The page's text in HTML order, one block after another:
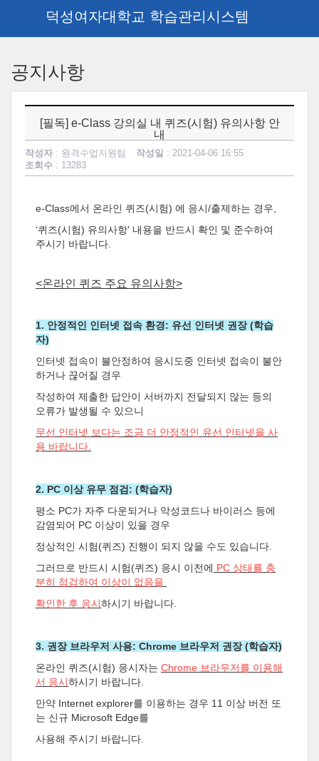
덕성여자대학교 학습관리시스템
공지사항
[필독] e-Class 강의실 내 퀴즈(시험) 유의사항 안
내
작성자 : 원격수업지원팀 작성일 : 2021-04-06 16:55
조회수 : 13283
e-Class에서 온라인 퀴즈(시험) 에 응시/출제하는 경우,
‘퀴즈(시험) 유의사항' 내용을 반드시 확인 및 준수하여
주시기 바랍니다.
<온라인 퀴즈 주요 유의사항>
1. 안정적인 인터넷 접속 환경: 유선 인터넷 권장 (학습
자)
인터넷 접속이 불안정하여 응시도중 인터넷 접속이 불안
하거나 끊어질 경우
작성하여 제출한 답안이 서버까지 전달되지 않는 등의
오류가 발생될 수 있으니
무선 인터넷 보다는 조금 더 안정적인 유선 인터넷을 사
용 바랍니다.
2. PC 이상 유무 점검: (학습자)
평소 PC가 자주 다운되거나 악성코드나 바이러스 등에
감염되어 PC 이상이 있을 경우
정상적인 시험(퀴즈) 진행이 되지 않을 수도 있습니다.
그러므로 반드시 시험(퀴즈) 응시 이전에 PC 상태를 충
분히 점검하여 이상이 없음을
확인한 후 응시하시기 바랍니다.
3. 권장 브라우저 사용: Chrome 브라우저 권장 (학습자)
온라인 퀴즈(시험) 응시자는 Chrome 브라우저를 이용해
서 응시하시기 바랍니다.
만약 Internet explorer를 이용하는 경우 11 이상 버전 또
는 신규 Microsoft Edge를
사용해 주시기 바랍니다.